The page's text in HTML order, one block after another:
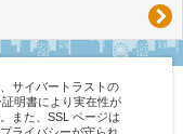
サイバートラストの
明書により実在性が
また、SSL ページは